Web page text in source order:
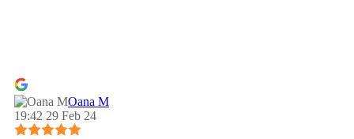
Oana M
19:42 29 Feb 24